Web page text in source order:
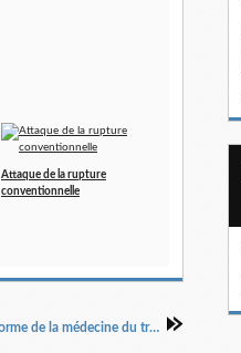
Attaque de la rupture
conventionnelle
La réforme de la médecine du travail.